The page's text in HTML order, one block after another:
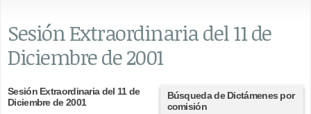
Sesión Extraordinaria del 11 de
Diciembre de 2001
Sesión Extraordinaria del 11 de
Diciembre de 2001
Búsqueda de Dictámenes por
comisión